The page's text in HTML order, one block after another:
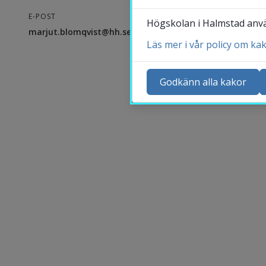
E-POST
marjut.blomqvist@hh.se
Högskolan i Halmstad
Läs mer i vår policy om
Godkänn alla kakor